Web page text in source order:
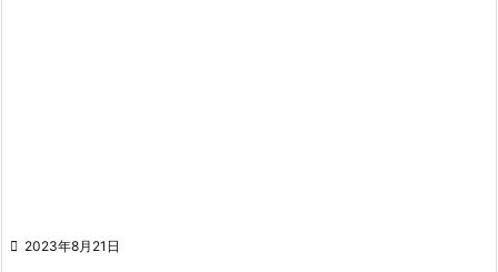
 2023年8月21日